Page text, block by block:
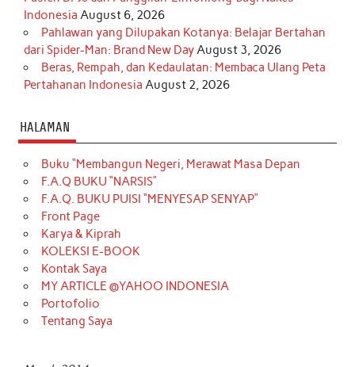
Indonesia August 6, 2026
Pahlawan yang Dilupakan Kotanya: Belajar Bertahan
dari Spider-Man: Brand New DayAugust 3, 2026
Beras, Rempah, dan Kedaulatan: Membaca Ulang Peta
Pertahanan Indonesia August 2, 2026
HALAMAN
Buku “Membangun Negeri, Merawat Masa Depan
F.A.Q BUKU “NARSIS”
F.A.Q. BUKU PUISI “MENYESAP SENYAP”
Front Page
Karya & Kiprah
KOLEKSI E-BOOK
Kontak Saya
MY ARTICLE @YAHOO INDONESIA
Portofolio
Tentang Saya